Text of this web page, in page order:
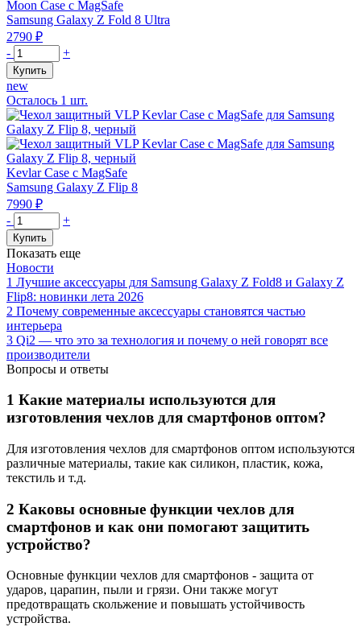
MagSafe
для
Samsung
Z
Fold
8
Ultra,
темно-
синий
Moon Case с MagSafe
Samsung Galaxy Z Fold 8 Ultra
2790 ₽
Количество
товара
Чехол
защитный
VLP
Moon
Case
с
MagSafe
для
Samsung
Z
Fold
Ultra,
графитовый
- +
Купить
new
Осталось 1 шт.
Kevlar Case с MagSafe
Samsung Galaxy Z Flip 8
7990 ₽
Количество
товара
Чехол
защитный
VLP
Kevlar
Case
с
MagSafe
для
Samsung
Z
Flip
8,
черный
- +
Купить
Показать еще
Новости
1 Лучшие аксессуары для Samsung Galaxy Z Fold8 и Galaxy Z
Flip8: новинки лета 2026
2 Почему современные аксессуары становятся частью
интерьера
3 Qi2 — что это за технология и почему о ней говорят все
производители
Вопросы и ответы
1 Какие материалы используются для
изготовления чехлов для смартфонов оптом?
Для изготовления чехлов для смартфонов оптом используются
различные материалы, такие как силикон, пластик, кожа,
текстиль и т.д.
2 Каковы основные функции чехлов для
смартфонов и как они помогают защитить
устройство?
Основные функции чехлов для смартфонов - защита от
ударов, царапин, пыли и грязи. Они также могут
предотвращать скольжение и повышать устойчивость
устройства.